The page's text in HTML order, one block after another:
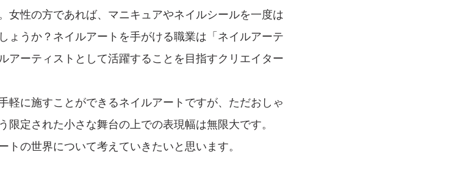
女性の方であれば、マニキュアやネイルシールを一度は
ょうか？ネイルアートを手がける職業は「ネイルアーテ
アーティストとして活躍することを目指すクリエイター
軽に施すことができるネイルアートですが、ただおしゃ
定された小さな舞台の上での表現幅は無限大です。
トの世界について考えていきたいと思います。